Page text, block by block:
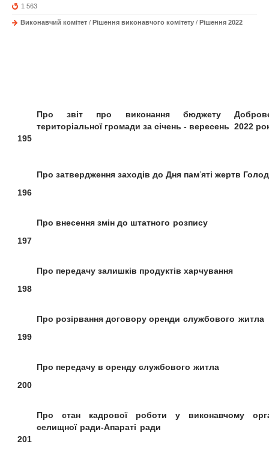
1 563
Виконавчий комітет / Рішення виконавчого комітету / Рішення 2022
195
Про звіт про виконання бюджету
територіальної громади за січень - вересень 2022
196
Про затвердження заходів до Дня пам’яті жертв
197
Про внесення змін до штатного розпису
198
Про передачу залишків продуктів харчування
199
Про розірвання договору оренди службового житла
200
Про передачу в оренду службового житла
201
Про стан кадрової роботи у виконавчому
селищної ради-Апараті ради